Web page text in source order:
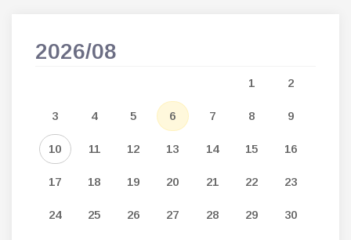
2026/08
1 2
3 4 5 6 7 8 9
10 11 12 13 14 15 16
17 18 19 20 21 22 23
24 25 26 27 28 29 30